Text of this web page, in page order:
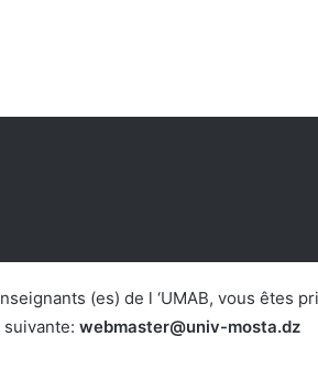
(es) de l ‘UMAB, vous êtes
suivante: webmaster@univ-mosta.dz